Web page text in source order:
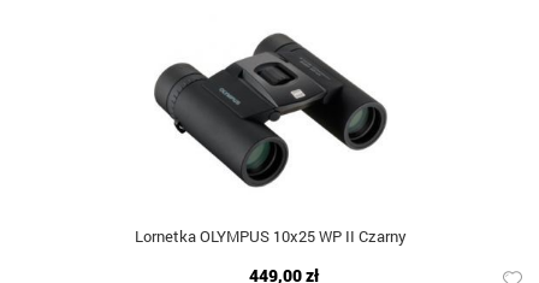
Lornetka OLYMPUS 10x25 WP II Czarny
449,00 zł